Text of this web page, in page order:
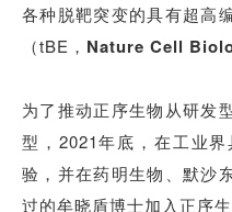
各种脱靶突变的具有超高
（tBE， Nature Cell
为了推动正序生物从研发
型，2021年底，在工业
验，并在药明生物、默沙
过的牟晓盾博士加入正序